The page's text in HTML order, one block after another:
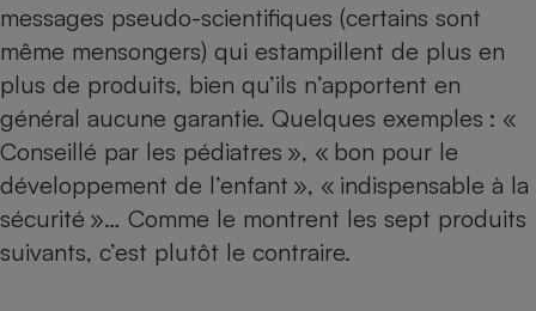
messages pseudo-scientifiques (certains sont
même mensongers) qui estampillent de plus en
plus de produits, bien qu’ils n’apportent en
général aucune garantie. Quelques exemples : «
Conseillé par les pédiatres », « bon pour le
développement de l’enfant », « indispensable à la
sécurité »… Comme le montrent les sept produits
suivants, c’est plutôt le contraire.
Complément
alimentaire
bouteille
Assurance emprunteur
Petit électroménager -
Matelas
Mutuelle